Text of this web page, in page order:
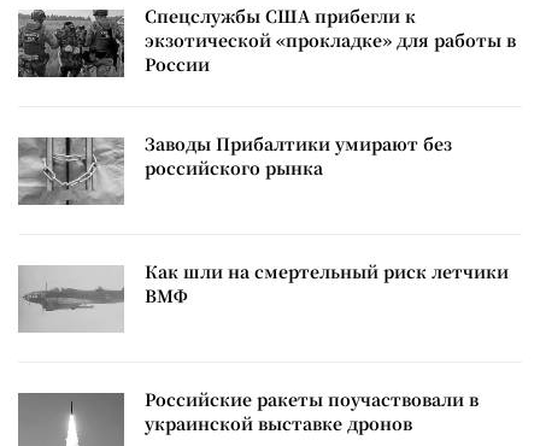
Спецслужбы США прибегли к
экзотической «прокладке» для работы в
России
Заводы Прибалтики умирают без
российского рынка
Как шли на смертельный риск летчики
ВМФ
Российские ракеты поучаствовали в
украинской выставке дронов